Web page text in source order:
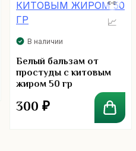
В наличии
Белый бальзам от
простуды с китовым
жиром 50 гр
300 ₽